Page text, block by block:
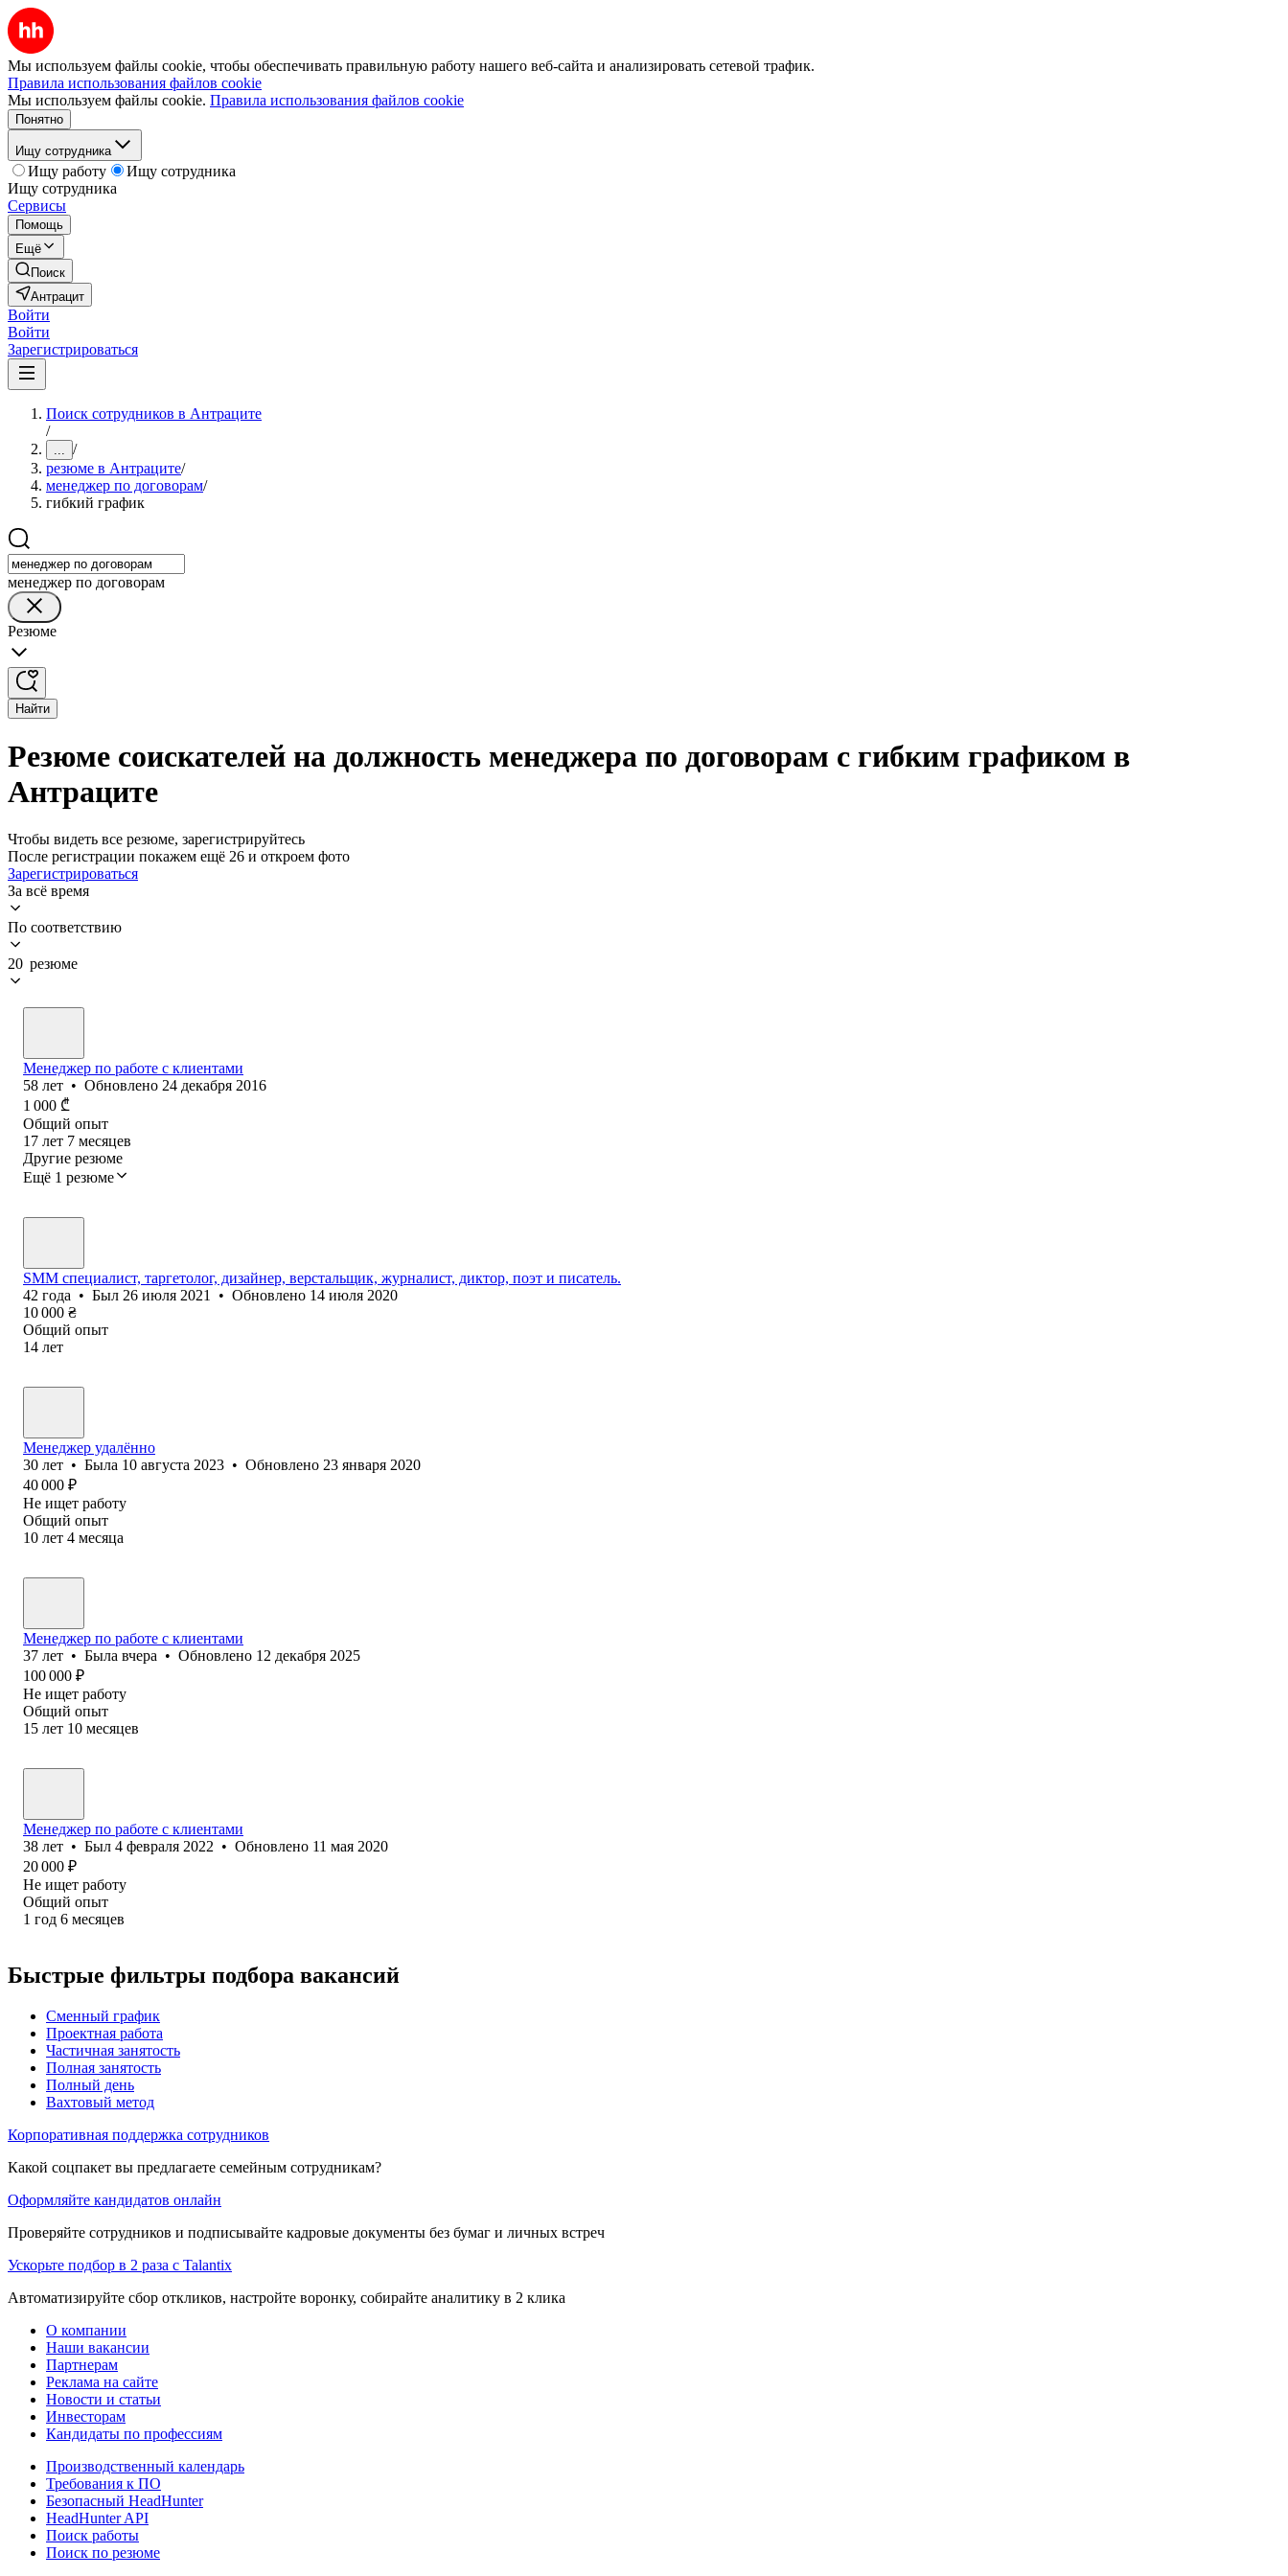
Мы используем файлы cookie, чтобы обеспечивать правильную работу нашего веб-сайта и анализировать сетевой трафик.
Правила использования файлов cookie
Мы используем файлы cookie. Правила использования файлов cookie
Понятно
Ищу сотрудника
Ищу работу
Ищу сотрудника
Ищу сотрудника
Сервисы
Помощь
Ещё
Поиск
Антрацит
Войти
Войти
Зарегистрироваться
Поиск сотрудников в Антраците
/
... /
резюме в Антраците/
менеджер по договорам/
гибкий график
менеджер по договорам
Резюме
Найти
Резюме соискателей на должность менеджера по договорам с гибким графиком в
Антраците
Чтобы видеть все резюме, зарегистрируйтесь
После регистрации покажем ещё 26 и откроем фото
Зарегистрироваться
За всё время
По соответствию
20 резюме
Менеджер по работе с клиентами
58 лет • Обновлено 24 декабря 2016
1 000 ₾
Общий опыт
17 лет 7 месяцев
Другие резюме
Ещё 1 резюме
SMM специалист, таргетолог, дизайнер, верстальщик, журналист, диктор, поэт и писатель.
42 года • Был 26 июля 2021 • Обновлено 14 июля 2020
10 000 ₴
Общий опыт
14 лет
Менеджер удалённо
30 лет • Была 10 августа 2023 • Обновлено 23 января 2020
40 000 ₽
Не ищет работу
Общий опыт
10 лет 4 месяца
Менеджер по работе с клиентами
37 лет • Была вчера • Обновлено 12 декабря 2025
100 000 ₽
Не ищет работу
Общий опыт
15 лет 10 месяцев
Менеджер по работе с клиентами
38 лет • Был 4 февраля 2022 • Обновлено 11 мая 2020
20 000 ₽
Не ищет работу
Общий опыт
1 год 6 месяцев
Быстрые фильтры подбора вакансий
Сменный график
Проектная работа
Частичная занятость
Полная занятость
Полный день
Вахтовый метод
Корпоративная поддержка сотрудников
Какой соцпакет вы предлагаете семейным сотрудникам?
Оформляйте кандидатов онлайн
Проверяйте сотрудников и подписывайте кадровые документы без бумаг и личных встреч
Ускорьте подбор в 2 раза с Talantix
Автоматизируйте сбор откликов, настройте воронку, собирайте аналитику в 2 клика
О компании
Наши вакансии
Партнерам
Реклама на сайте
Новости и статьи
Инвесторам
Кандидаты по профессиям
Производственный календарь
Требования к ПО
Безопасный HeadHunter
HeadHunter API
Поиск работы
Поиск по резюме